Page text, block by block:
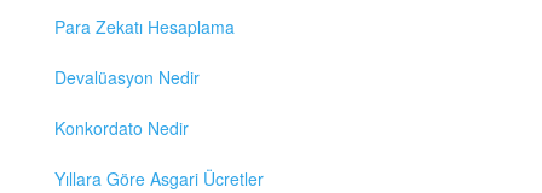
Para Zekatı Hesaplama
Devalüasyon Nedir
Konkordato Nedir
Yıllara Göre Asgari Ücretler